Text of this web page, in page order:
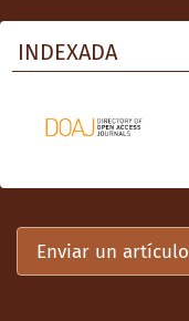
INDEXADA
Enviar un artículo